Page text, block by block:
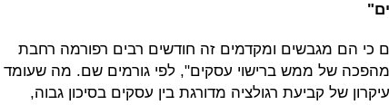
כי הם מגבשים ומקדמים זה חודשים רבים רפורמה רחבת
של ממש ברישוי עסקים", לפי גורמים שם. מה שעומד
של קביעת רגולציה מדורגת בין עסקים בסיכון גבוה,